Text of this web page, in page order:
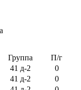
Группа
П/г
41 д-2
0
41 д-2
0